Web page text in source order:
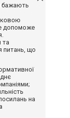
бажають
допоможе
та
питань, що
на